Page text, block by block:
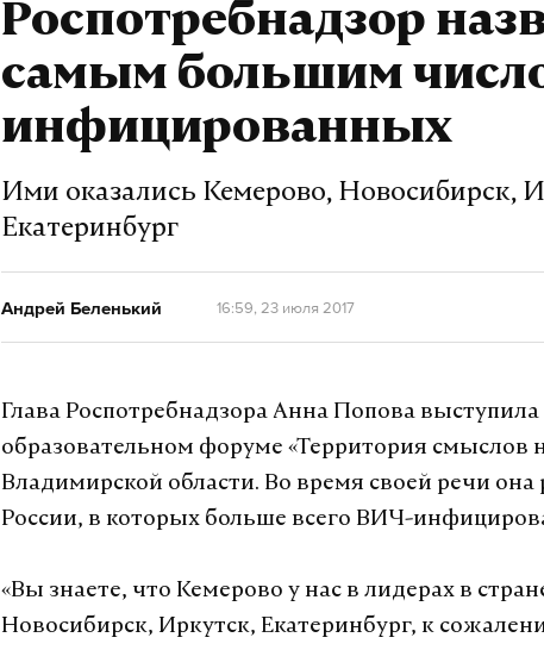
Роспотребнадзор
самым большим
инфицированных
Ими оказались Кемерово, Новосибирск,
Екатеринбург
Андрей Беленький 16:59, 23 июля 2017
Глава Роспотребнадзора Анна Попова
образовательном форуме «Территория смыслов
Владимирской области. Во время своей речи она
России, в которых больше всего ВИЧ-
«Вы знаете, что Кемерово у нас в лидерах в
Новосибирск, Иркутск, Екатеринбург, к